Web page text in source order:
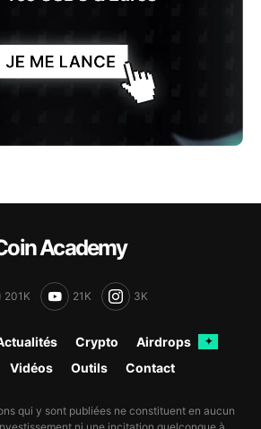
Academy
201K 21K 3K
Crypto Airdrops ✦
Vidéos Outils Contact
qui y sont publiées ne constituent en aucun